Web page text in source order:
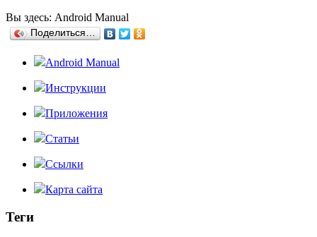
Вы здесь: Android Manual
Поделиться…
Android Manual
Инструкции
Приложения
Статьи
Ссылки
Карта сайта
Теги